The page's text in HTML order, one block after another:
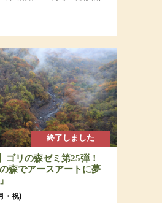
終了しました
ゴリの森ゼミ第25弾！
森でアースアートに夢
・祝)